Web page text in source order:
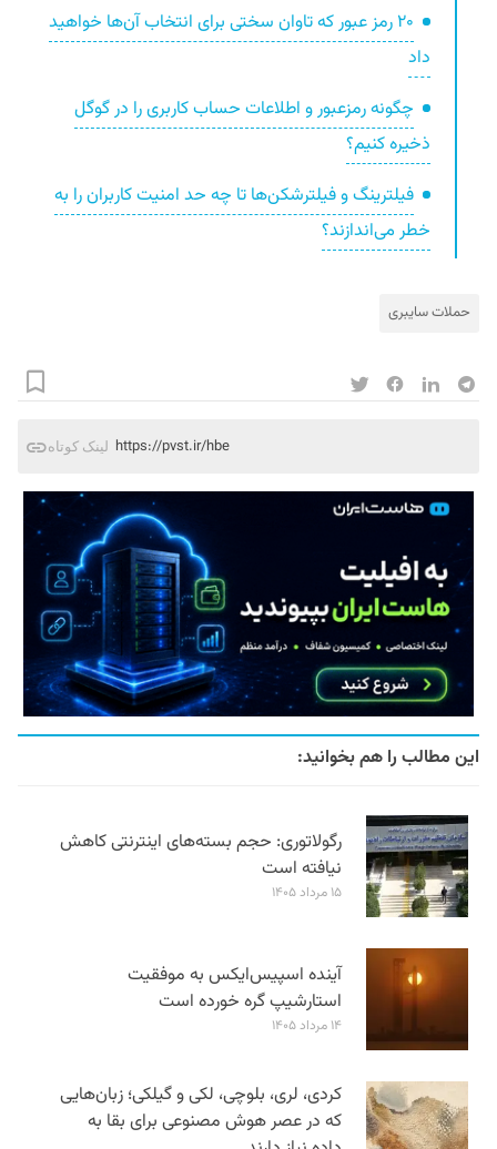
۲۰ رمز عبور که تاوان سختی برای انتخاب آن‌ها خواهید
داد
چگونه رمزعبور و اطلاعات حساب کاربری را در گوگل
ذخیره کنیم؟
فیلترینگ و فیلترشکن‌ها تا چه حد امنیت کاربران را به
خطر می‌اندازند؟
حملات سایبری
لینک کوتاه https://pvst.ir/hbe
این مطالب را هم بخوانید:
رگولاتوری: حجم بسته‌های اینترنتی کاهش
نیافته است
۱۵ مرداد ۱۴۰۵
آینده اسپیس‌ایکس به موفقیت
استارشیپ گره خورده است
۱۴ مرداد ۱۴۰۵
کردی، لری، بلوچی، لکی و گیلکی؛ زبان‌هایی
که در عصر هوش مصنوعی برای بقا به